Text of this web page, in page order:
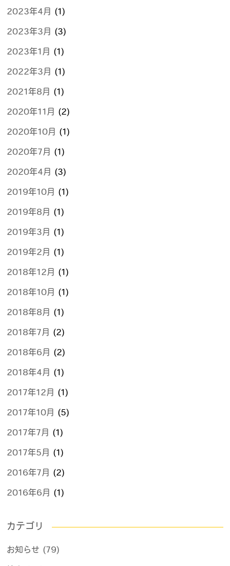
2023年4月 (1)
2023年3月 (3)
2023年1月 (1)
2022年3月 (1)
2021年8月 (1)
2020年11月 (2)
2020年10月 (1)
2020年7月 (1)
2020年4月 (3)
2019年10月 (1)
2019年8月 (1)
2019年3月 (1)
2019年2月 (1)
2018年12月 (1)
2018年10月 (1)
2018年8月 (1)
2018年7月 (2)
2018年6月 (2)
2018年4月 (1)
2017年12月 (1)
2017年10月 (5)
2017年7月 (1)
2017年5月 (1)
2016年7月 (2)
2016年6月 (1)
カテゴリ
お知らせ (79)